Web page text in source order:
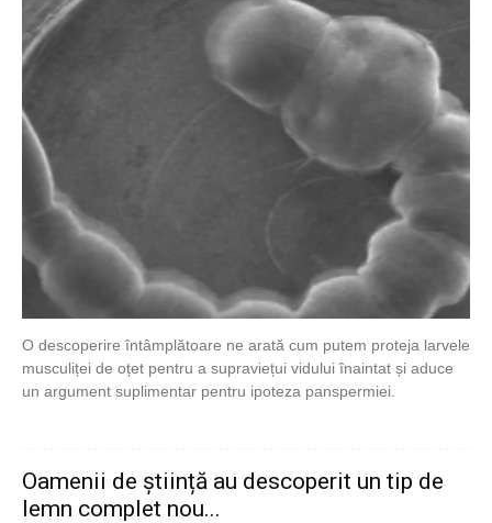
O descoperire întâmplătoare ne arată cum putem proteja larvele
musculiței de oțet pentru a supraviețui vidului înaintat și aduce
un argument suplimentar pentru ipoteza panspermiei.
Oamenii de știință au descoperit un tip de
lemn complet nou...